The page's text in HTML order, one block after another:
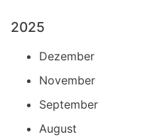
2025
Dezember
November
September
August